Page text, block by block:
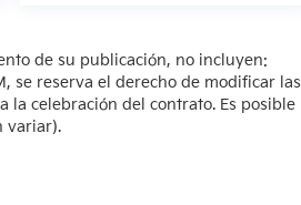
de su publicación, no incluyen:
se reserva el derecho de modificar las
la celebración del contrato. Es posible
variar).